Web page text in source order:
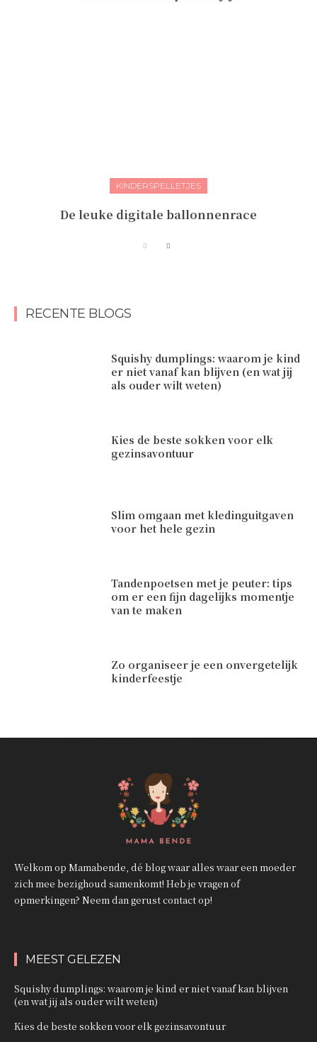
KINDERSPELLETJES
De leuke digitale ballonnenrace
RECENTE BLOGS
Squishy dumplings: waarom je kind
er niet vanaf kan blijven (en wat jij
als ouder wilt weten)
Kies de beste sokken voor elk
gezinsavontuur
Slim omgaan met kledinguitgaven
voor het hele gezin
Tandenpoetsen met je peuter: tips
om er een fijn dagelijks momentje
van te maken
Zo organiseer je een onvergetelijk
kinderfeestje
Welkom op Mamabende, dé blog waar alles waar een moeder
zich mee bezighoud samenkomt! Heb je vragen of
opmerkingen? Neem dan gerust contact op!
MEEST GELEZEN
Squishy dumplings: waarom je kind er niet vanaf kan blijven
(en wat jij als ouder wilt weten)
Kies de beste sokken voor elk gezinsavontuur